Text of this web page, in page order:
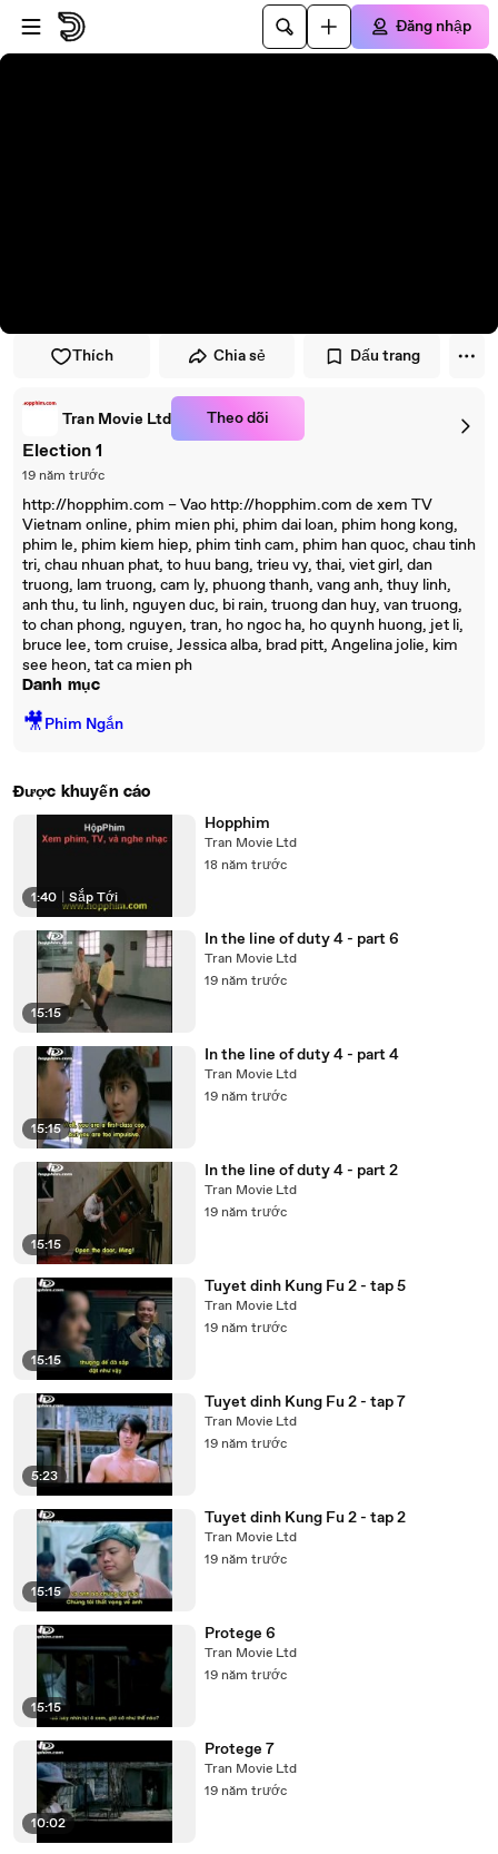
Đi đến trình phát
Đi đến nội dung chính
Đăng nhập
Thích Chia sẻ Dấu trang
Tran Movie Ltd Theo dõi
Election 1
19 năm trước
http://hopphim.com – Vao http://hopphim.com de xem TV
Vietnam online, phim mien phi, phim dai loan, phim hong kong,
phim le, phim kiem hiep, phim tinh cam, phim han quoc, chau tinh
tri, chau nhuan phat, to huu bang, trieu vy, thai, viet girl, dan
truong, lam truong, cam ly, phuong thanh, vang anh, thuy linh,
anh thu, tu linh, nguyen duc, bi rain, truong dan huy, van truong,
to chan phong, nguyen, tran, ho ngoc ha, ho quynh huong, jet li,
bruce lee, tom cruise, Jessica alba, brad pitt, Angelina jolie, kim
see heon, tat ca mien ph
Danh mục
🎥Phim Ngắn
Được khuyến cáo
1:40 Sắp Tới
Hopphim
Tran Movie Ltd
18 năm trước
15:15
In the line of duty 4 - part 6
Tran Movie Ltd
19 năm trước
15:15
In the line of duty 4 - part 4
Tran Movie Ltd
19 năm trước
15:15
In the line of duty 4 - part 2
Tran Movie Ltd
19 năm trước
15:15
Tuyet dinh Kung Fu 2 - tap 5
Tran Movie Ltd
19 năm trước
5:23
Tuyet dinh Kung Fu 2 - tap 7
Tran Movie Ltd
19 năm trước
15:15
Tuyet dinh Kung Fu 2 - tap 2
Tran Movie Ltd
19 năm trước
15:15
Protege 6
Tran Movie Ltd
19 năm trước
10:02
Protege 7
Tran Movie Ltd
19 năm trước